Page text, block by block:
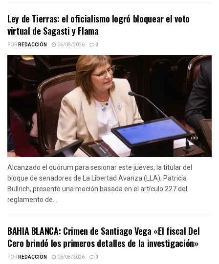
Ley de Tierras: el oficialismo logró bloquear el voto
virtual de Sagasti y Flama
PORREDACCIÓN 06/08/2026 0
Alcanzado el quórum para sesionar este jueves, la titular del
bloque de senadores de La Libertad Avanza (LLA), Patricia
Bullrich, presentó una moción basada en el artículo 227 del
reglamento de...
BAHIA BLANCA: Crimen de Santiago Vega «El fiscal Del
Cero brindó los primeros detalles de la investigación»
PORREDACCIÓN 06/08/2026 0